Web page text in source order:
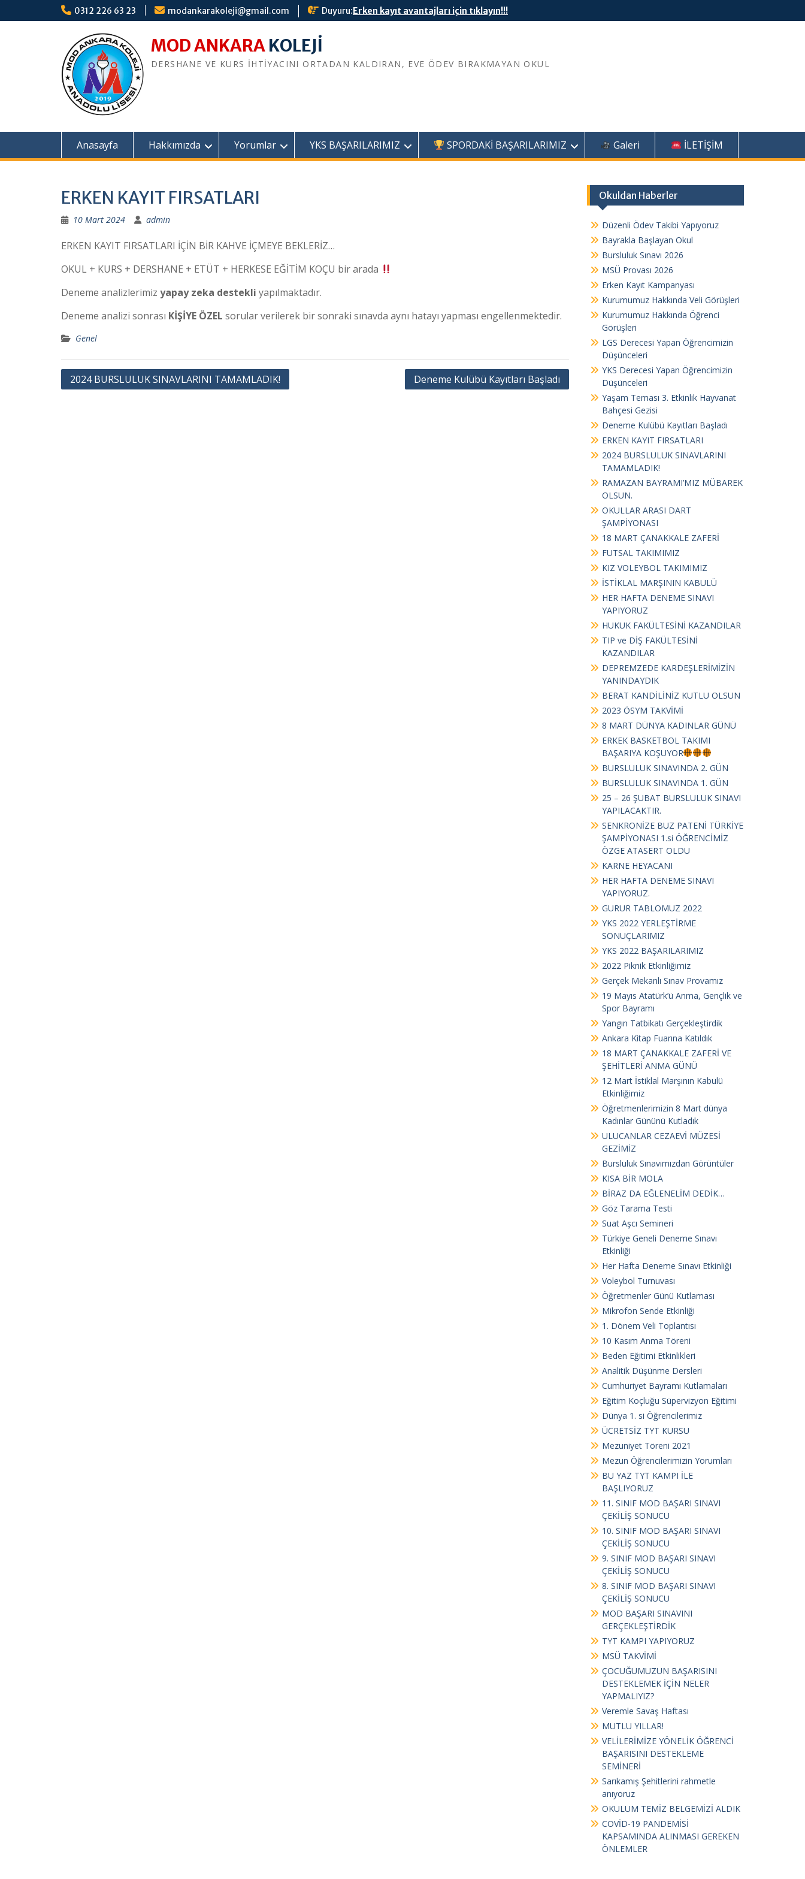
k
e
t
0312 226 63 23 modankarakoleji@gmail.com Duyuru:Erken kayıt avantajları için tıklayın!!!
MOD ANKARA
DERSHANE VE KURS İHTİYACINI ORTADAN KALDIRAN, EVE ÖDEV BIRAKMAYAN OKUL
Anasayfa Hakkımızda Yorumlar YKS BAŞARILARIMIZ SPORDAKİ BAŞARILARIMIZ Galeri İLETİŞİM
ERKEN KAYIT FIRSATLARI
10 Mart 2024 admin
ERKEN KAYIT FIRSATLARI İÇİN BİR KAHVE İÇMEYE BEKLERİZ…
OKUL + KURS + DERSHANE + ETÜT + HERKESE EĞİTİM KOÇU bir arada
Deneme analizlerimiz yapay zeka destekli yapılmaktadır.
Deneme analizi sonrası KİŞİYE ÖZEL sorular verilerek bir sonraki sınavda aynı hatayı yapması engellenmektedir.
Genel
2024 BURSLULUK SINAVLARINI TAMAMLADIK! Deneme Kulübü Kayıtları Başladı
Okuldan Haberler
Düzenli Ödev Takibi Yapıyoruz
Bayrakla Başlayan Okul
Bursluluk Sınavı 2026
MSÜ Provası 2026
Erken Kayıt Kampanyası
Kurumumuz Hakkında Veli Görüşleri
Kurumumuz Hakkında Öğrenci
Görüşleri
LGS Derecesi Yapan Öğrencimizin
Düşünceleri
YKS Derecesi Yapan Öğrencimizin
Düşünceleri
Yaşam Teması 3. Etkinlik Hayvanat
Bahçesi Gezisi
Deneme Kulübü Kayıtları Başladı
ERKEN KAYIT FIRSATLARI
2024 BURSLULUK SINAVLARINI
TAMAMLADIK!
RAMAZAN BAYRAMI’MIZ MÜBAREK
OLSUN.
OKULLAR ARASI DART
ŞAMPİYONASI
18 MART ÇANAKKALE ZAFERİ
FUTSAL TAKIMIMIZ
KIZ VOLEYBOL TAKIMIMIZ
İSTİKLAL MARŞININ KABULÜ
HER HAFTA DENEME SINAVI
YAPIYORUZ
HUKUK FAKÜLTESİNİ KAZANDILAR
TIP ve DİŞ FAKÜLTESİNİ
KAZANDILAR
DEPREMZEDE KARDEŞLERİMİZİN
YANINDAYDIK
BERAT KANDİLİNİZ KUTLU OLSUN
2023 ÖSYM TAKVİMİ
8 MART DÜNYA KADINLAR GÜNÜ
ERKEK BASKETBOL TAKIMI
BAŞARIYA KOŞUYOR
BURSLULUK SINAVINDA 2. GÜN
BURSLULUK SINAVINDA 1. GÜN
25 – 26 ŞUBAT BURSLULUK SINAVI
YAPILACAKTIR.
SENKRONİZE BUZ PATENİ TÜRKİYE
ŞAMPİYONASI 1.si ÖĞRENCİMİZ
ÖZGE ATASERT OLDU
KARNE HEYACANI
HER HAFTA DENEME SINAVI
YAPIYORUZ.
GURUR TABLOMUZ 2022
YKS 2022 YERLEŞTİRME
SONUÇLARIMIZ
YKS 2022 BAŞARILARIMIZ
2022 Piknik Etkinliğimiz
Gerçek Mekanlı Sınav Provamız
19 Mayıs Atatürk’ü Anma, Gençlik ve
Spor Bayramı
Yangın Tatbikatı Gerçekleştirdik
Ankara Kitap Fuarına Katıldık
18 MART ÇANAKKALE ZAFERİ VE
ŞEHİTLERİ ANMA GÜNÜ
12 Mart İstiklal Marşının Kabulü
Etkinliğimiz
Öğretmenlerimizin 8 Mart dünya
Kadınlar Gününü Kutladık
ULUCANLAR CEZAEVİ MÜZESİ
GEZİMİZ
Bursluluk Sınavımızdan Görüntüler
KISA BİR MOLA
BİRAZ DA EĞLENELİM DEDİK…
Göz Tarama Testi
Suat Aşcı Semineri
Türkiye Geneli Deneme Sınavı
Etkinliği
Her Hafta Deneme Sınavı Etkinliği
Voleybol Turnuvası
Öğretmenler Günü Kutlaması
Mikrofon Sende Etkinliği
1. Dönem Veli Toplantısı
10 Kasım Anma Töreni
Beden Eğitimi Etkinlikleri
Analitik Düşünme Dersleri
Cumhuriyet Bayramı Kutlamaları
Eğitim Koçluğu Süpervizyon Eğitimi
Dünya 1. si Öğrencilerimiz
ÜCRETSİZ TYT KURSU
Mezuniyet Töreni 2021
Mezun Öğrencilerimizin Yorumları
BU YAZ TYT KAMPI İLE
BAŞLIYORUZ
11. SINIF MOD BAŞARI SINAVI
ÇEKİLİŞ SONUCU
10. SINIF MOD BAŞARI SINAVI
ÇEKİLİŞ SONUCU
9. SINIF MOD BAŞARI SINAVI
ÇEKİLİŞ SONUCU
8. SINIF MOD BAŞARI SINAVI
ÇEKİLİŞ SONUCU
MOD BAŞARI SINAVINI
GERÇEKLEŞTİRDİK
TYT KAMPI YAPIYORUZ
MSÜ TAKVİMİ
ÇOCUĞUMUZUN BAŞARISINI
DESTEKLEMEK İÇİN NELER
YAPMALIYIZ?
Veremle Savaş Haftası
MUTLU YILLAR!
VELİLERİMİZE YÖNELİK ÖĞRENCİ
BAŞARISINI DESTEKLEME
SEMİNERİ
Sarıkamış Şehitlerini rahmetle
anıyoruz
OKULUM TEMİZ BELGEMİZİ ALDIK
COVİD-19 PANDEMİSİ
KAPSAMINDA ALINMASI GEREKEN
ÖNLEMLER